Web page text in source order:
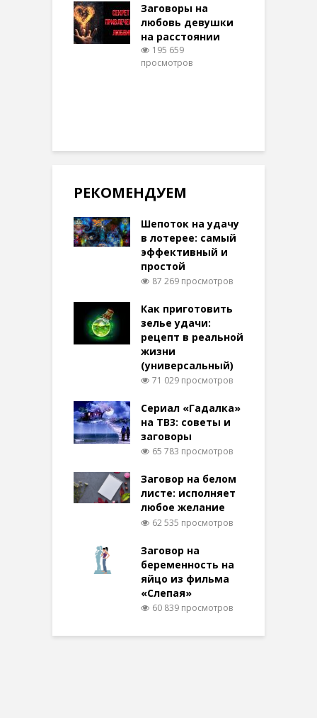
Заговоры на
любовь девушки
на расстоянии
195 659
просмотров
РЕКОМЕНДУЕМ
Шепоток на удачу
в лотерее: самый
эффективный и
простой
87 269 просмотров
Как приготовить
зелье удачи:
рецепт в реальной
жизни
(универсальный)
71 029 просмотров
Сериал «Гадалка»
на ТВ3: советы и
заговоры
65 783 просмотров
Заговор на белом
листе: исполняет
любое желание
62 535 просмотров
Заговор на
беременность на
яйцо из фильма
«Слепая»
60 839 просмотров